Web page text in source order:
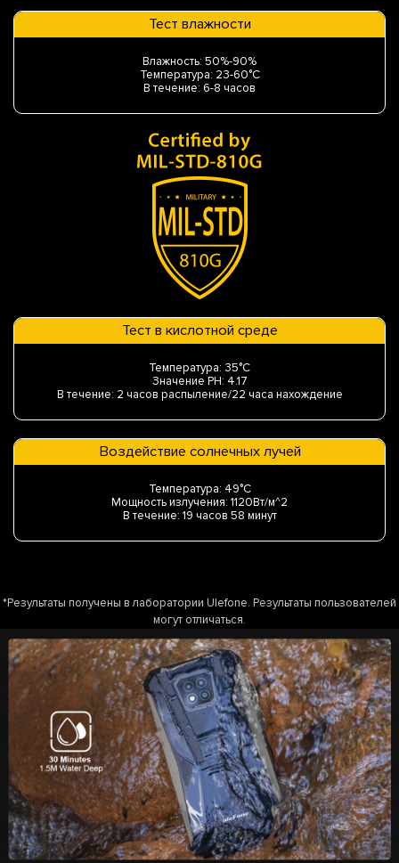
Тест влажности
Влажность: 50%-90%
Температура: 23-60°C
В течение: 6-8 часов
Тест в кислотной среде
Температура: 35°C
Значение PH: 4.17
В течение: 2 часов распыление/22 часа нахождение
Воздействие солнечных лучей
Температура: 49°C
Мощность излучения: 1120Вт/м^2
В течение: 19 часов 58 минут
*Результаты получены в лаборатории Ulefone. Результаты пользователей
могут отличаться.